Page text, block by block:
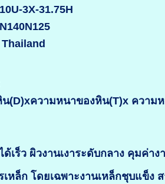
3X-31.75H
(D)xความหนาของหิน(T)x ความห
เร็ว ผิวงานเงาระดับกลาง คุมค่าง
หล็ก โดยเฉพาะงานเหล็กชุบแข็ง